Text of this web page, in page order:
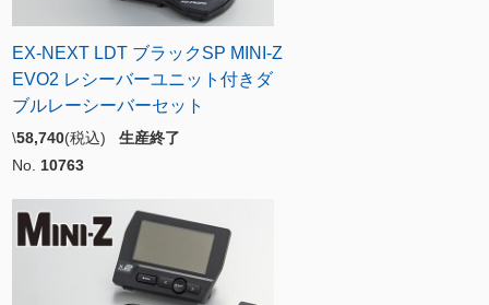
EX-NEXT LDT ブラックSP MINI-Z
EVO2 レシーバーユニット付きダ
ブルレーシーバーセット
\58,740(税込) 生産終了
No. 10763